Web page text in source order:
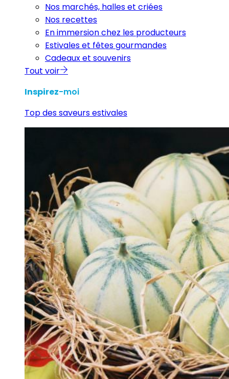
Nos marchés, halles et criées
Nos recettes
En immersion chez les producteurs
Estivales et fêtes gourmandes
Cadeaux et souvenirs
Tout voir
Inspirez-moi
Top des saveurs estivales